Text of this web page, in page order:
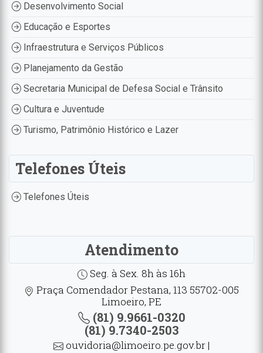
Desenvolvimento Social
Educação e Esportes
Infraestrutura e Serviços Públicos
Planejamento da Gestão
Secretaria Municipal de Defesa Social e Trânsito
Cultura e Juventude
Turismo, Patrimônio Histórico e Lazer
Telefones Úteis
Telefones Úteis
Atendimento
Seg. à Sex. 8h às 16h
Praça Comendador Pestana, 113 55702-005
Limoeiro, PE
(81) 9.9661-0320
(81) 9.7340-2503
ouvidoria@limoeiro.pe.gov.br |